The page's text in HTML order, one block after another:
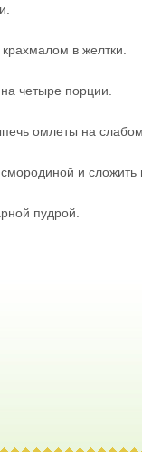
в желтки.
четыре порции.
омлеты на слабом
и сложить
пудрой.